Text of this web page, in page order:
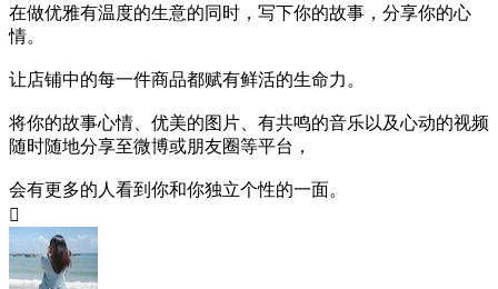
在做优雅有温度的生意的同时，写下你的故事，分享你的心
情。
让店铺中的每一件商品都赋有鲜活的生命力。
将你的故事心情、优美的图片、有共鸣的音乐以及心动的视频
随时随地分享至微博或朋友圈等平台，
会有更多的人看到你和你独立个性的一面。
